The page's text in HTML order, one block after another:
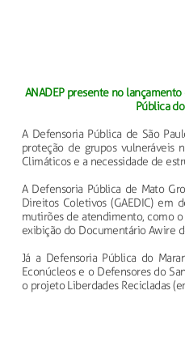
ANADEP presente no
Pública
A Defensoria Pública de São
proteção de grupos vulneráveis
Climáticos e a necessidade de
A Defensoria Pública de Mato
Direitos Coletivos (GAEDIC) em
mutirões de atendimento, como
exibição do Documentário Awire
Já a Defensoria Pública do
Econúcleos e o Defensores do
o projeto Liberdades Recicladas